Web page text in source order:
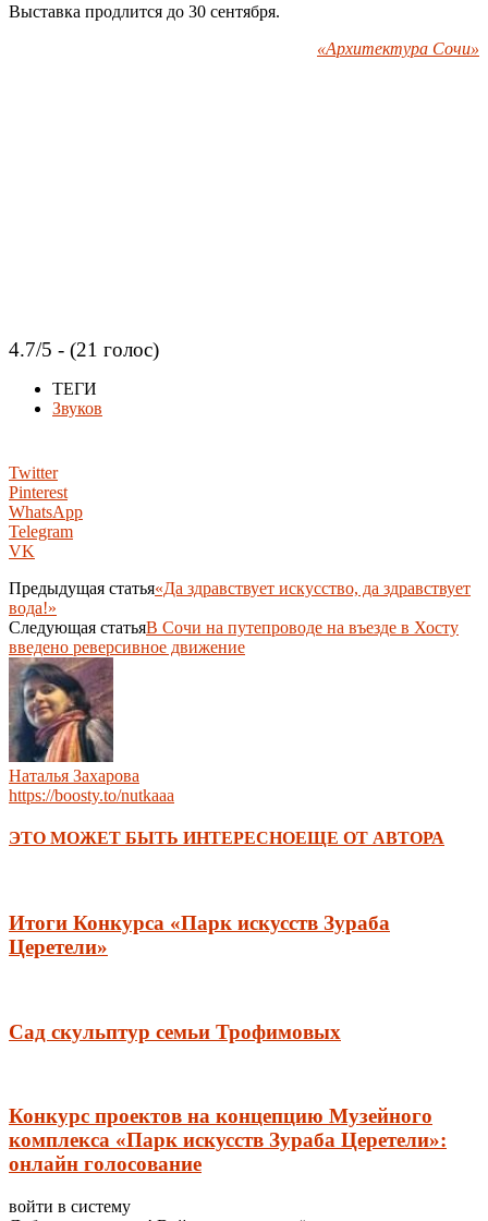
Выставка продлится до 30 сентября.
«Архитектура Сочи»
4.7/5 - (21 голос)
ТЕГИ
Звуков
Twitter
Pinterest
WhatsApp
Telegram
VK
Предыдущая статья«Да здравствует искусство, да здравствует
вода!»
Следующая статьяВ Сочи на путепроводе на въезде в Хосту
введено реверсивное движение
Наталья Захарова
https://boosty.to/nutkaaa
ЭТО МОЖЕТ БЫТЬ ИНТЕРЕСНОЕЩЕ ОТ АВТОРА
Итоги Конкурса «Парк искусств Зураба
Церетели»
Сад скульптур семьи Трофимовых
Конкурс проектов на концепцию Музейного
комплекса «Парк искусств Зураба Церетели»:
онлайн голосование
войти в систему